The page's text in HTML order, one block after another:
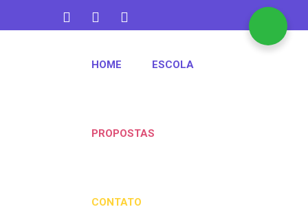
HOME ESCOLA
PROPOSTAS
CONTATO